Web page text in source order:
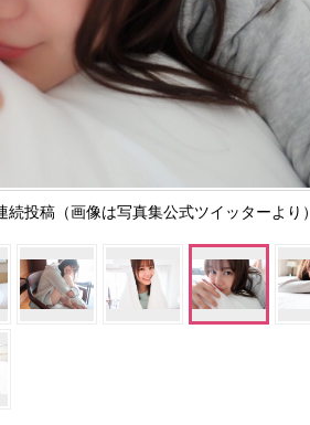
続投稿（画像は写真集公式ツイッターより）